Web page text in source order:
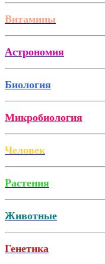
Витамины
Астрономия
Биология
Микробиология
Человек
Растения
Животные
Генетика